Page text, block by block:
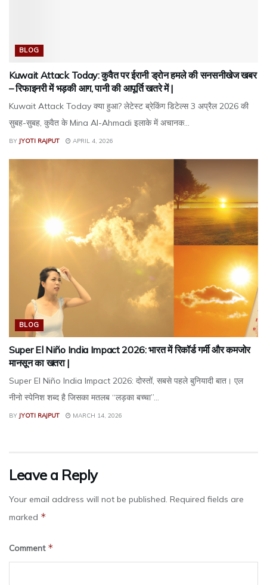
BLOG
Kuwait Attack Today: कुवैत पर ईरानी ड्रोन हमले की सनसनीखेज खबर
– रिफाइनरी में भड़की आग, पानी की आपूर्ति खतरे में |
Kuwait Attack Today क्या हुआ? लेटेस्ट ब्रेकिंग डिटेल्स 3 अप्रैल 2026 की
सुबह-सुबह, कुवैत के Mina Al-Ahmadi इलाके में अचानक...
BY JYOTI RAJPUT APRIL 4, 2026
BLOG
Super El Niño India Impact 2026: भारत में रिकॉर्ड गर्मी और कमजोर
मानसून का खतरा |
Super El Niño India Impact 2026: दोस्तों, सबसे पहले बुनियादी बात। एल
नीनो स्पेनिश शब्द है जिसका मतलब “लड़का बच्चा”...
BY JYOTI RAJPUT MARCH 14, 2026
Leave a Reply
Your email address will not be published. Required fields are
marked *
Comment *